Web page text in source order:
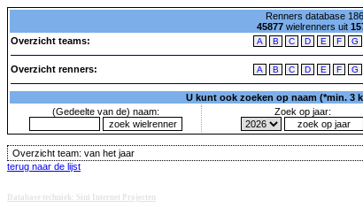
Renners database
45877wielrenners uit
Overzicht teams:
A B C D E F G
Overzicht renners: A B C D E F G
U kunt ook zoeken op naam (*min. 3
(Gedeelte van de) naam:
Zoek op jaar:
Overzicht team: van het jaar
terug naar de lijst
Database techniek: Sini Internet Projecten